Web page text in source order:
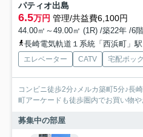
パティオ出島
6.5万円 管理/共益費6,100円
44.00㎡～49.00㎡ (1R) /築22年 /6
長崎電気軌道１系統「西浜町」
エレベーター CATV 宅配ボッ
コンビニ徒歩2分♪メルカ築町5分♪長
町アーケードも徒歩圏内でお買い物
募集中の部屋